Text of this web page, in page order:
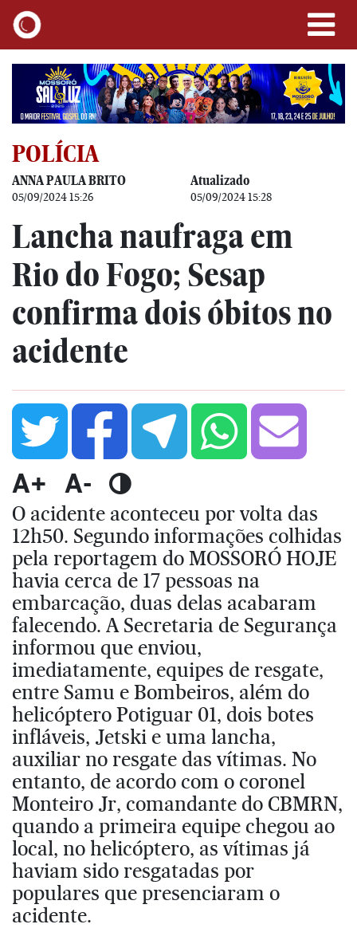
POLÍCIA
ANNA PAULA BRITO
05/09/2024 15:26
Atualizado
05/09/2024 15:28
Lancha naufraga em
Rio do Fogo; Sesap
confirma dois óbitos no
acidente
A+ A-
O acidente aconteceu por volta das
12h50. Segundo informações colhidas
pela reportagem do MOSSORÓ HOJE
havia cerca de 17 pessoas na
embarcação, duas delas acabaram
falecendo. A Secretaria de Segurança
informou que enviou,
imediatamente, equipes de resgate,
entre Samu e Bombeiros, além do
helicóptero Potiguar 01, dois botes
infláveis, Jetski e uma lancha,
auxiliar no resgate das vítimas. No
entanto, de acordo com o coronel
Monteiro Jr, comandante do CBMRN,
quando a primeira equipe chegou ao
local, no helicóptero, as vítimas já
haviam sido resgatadas por
populares que presenciaram o
acidente.